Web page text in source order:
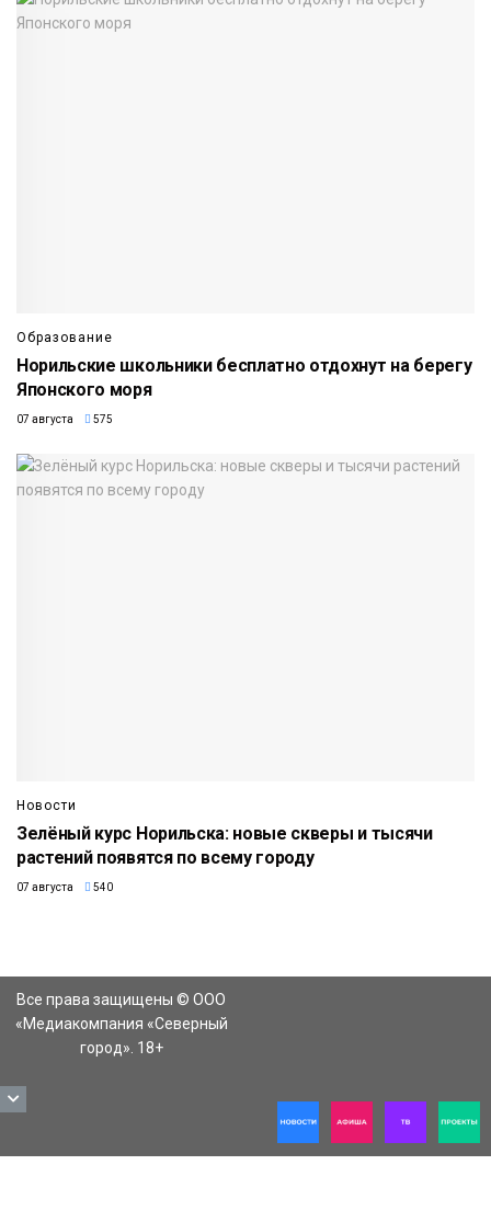
Образование
Норильские школьники бесплатно отдохнут на берегу
Японского моря
07 августа 575
Новости
Зелёный курс Норильска: новые скверы и тысячи
растений появятся по всему городу
07 августа 540
Все права защищены © ООО
«Медиакомпания «Северный
город». 18+